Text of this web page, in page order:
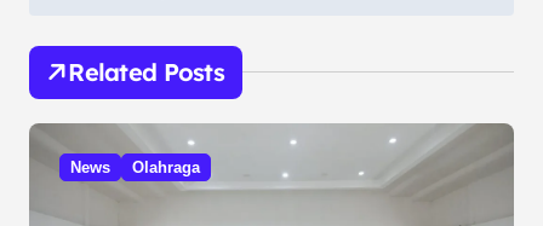
g
a
s
Related Posts
News Olahraga